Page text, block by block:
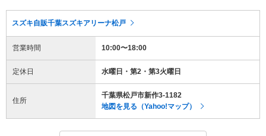
スズキ自販千葉スズキアリーナ松戸
営業時間 10:00〜18:00
定休日 水曜日・第2・第3火曜日
住所
千葉県松戸市新作3-1182
地図を見る（Yahoo!マップ）